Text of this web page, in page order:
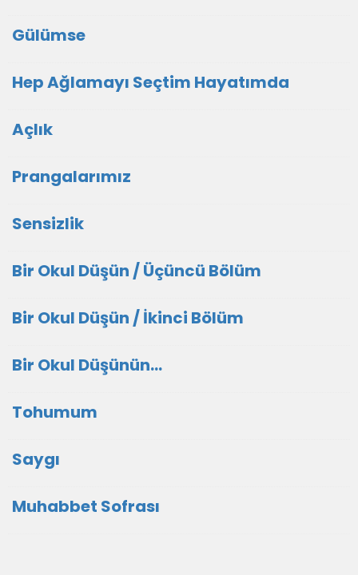
Gülümse
Hep Ağlamayı Seçtim Hayatımda
Açlık
Prangalarımız
Sensizlik
Bir Okul Düşün / Üçüncü Bölüm
Bir Okul Düşün / İkinci Bölüm
Bir Okul Düşünün...
Tohumum
Saygı
Muhabbet Sofrası